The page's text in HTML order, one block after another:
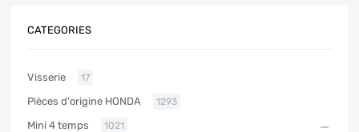
CATEGORIES
Visserie 17
Pièces d'origine HONDA 1293
Mini 4 temps 1021